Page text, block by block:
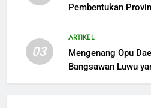
Pembentukan
03
ARTIKEL
Mengenang Opu
Bangsawan Luwu
Mempawah